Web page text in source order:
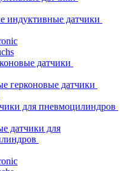
индуктивные датчики
датчики
герконовые датчики
для пневмоцилиндров
датчики для